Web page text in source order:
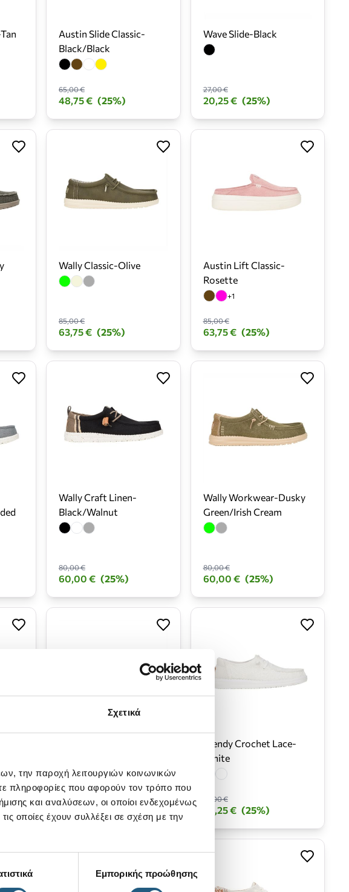
Σχετικά
την παροχή λειτουργιών κοινωνικών
πληροφορίες που αφορούν τον τρόπο που
και αναλύσεων, οι οποίοι ενδεχομένως
οποίες έχουν συλλέξει σε σχέση με την
Εμπορικής προώθησης
Austin Slide Classic-
Black/Black
65,00 €
48,75 € (25%)
Wave Slide-Black
27,00 €
20,25 € (25%)
Wally Classic-Olive
85,00 €
63,75 € (25%)
Austin Lift Classic-
Rosette
+1
85,00 €
63,75 € (25%)
Wally Craft Linen-
Black/Walnut
80,00 €
60,00 € (25%)
Wally Workwear-Dusky
Green/Irish Cream
80,00 €
60,00 € (25%)
80,00 €
Wendy Crochet Lace-
White
87,00 €
65,25 € (25%)